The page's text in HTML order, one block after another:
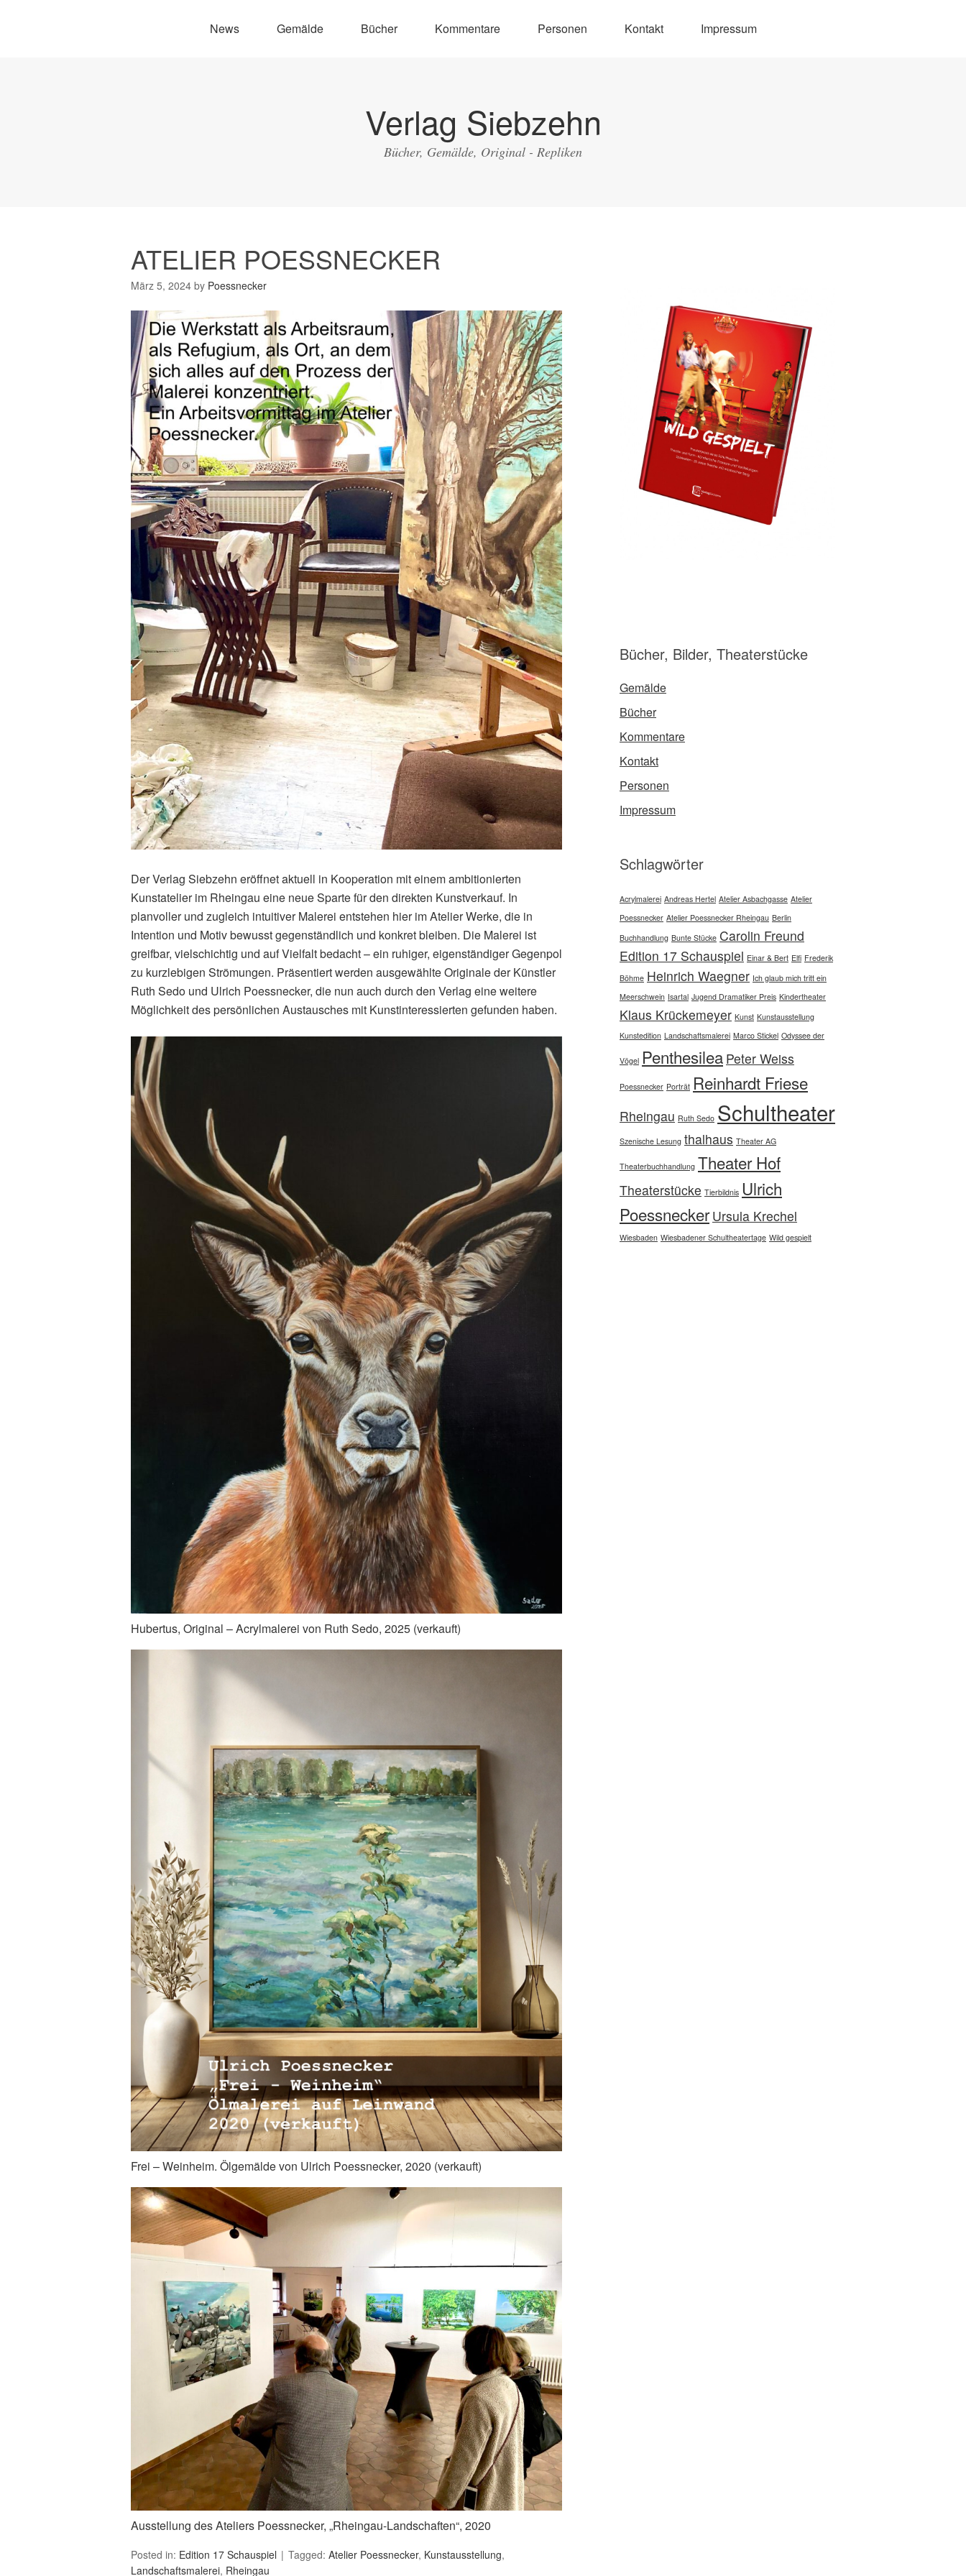
News Gemälde Bücher Kommentare Personen Kontakt Impressum
Verlag Siebzehn
Bücher, Gemälde, Original - Repliken
ATELIER POESSNECKER
März 5, 2024 by Poessnecker
Der Verlag Siebzehn eröffnet aktuell in Kooperation mit einem ambitionierten
Kunstatelier im Rheingau eine neue Sparte für den direkten Kunstverkauf. In
planvoller und zugleich intuitiver Malerei entstehen hier im Atelier Werke, die in
Intention und Motiv bewusst gegenständlich und konkret bleiben. Die Malerei ist
greifbar, vielschichtig und auf Vielfalt bedacht – ein ruhiger, eigenständiger Gegenpol
zu kurzlebigen Strömungen. Präsentiert werden ausgewählte Originale der Künstler
Ruth Sedo und Ulrich Poessnecker, die nun auch durch den Verlag eine weitere
Möglichkeit des persönlichen Austausches mit Kunstinteressierten gefunden haben.
Hubertus, Original – Acrylmalerei von Ruth Sedo, 2025 (verkauft)
Frei – Weinheim. Ölgemälde von Ulrich Poessnecker, 2020 (verkauft)
Ausstellung des Ateliers Poessnecker, „Rheingau-Landschaften“, 2020
Posted in: Edition 17 Schauspiel Tagged: Atelier Poessnecker, Kunstausstellung,
Landschaftsmalerei, Rheingau
Bücher, Bilder, Theaterstücke
Gemälde
Bücher
Kommentare
Kontakt
Personen
Impressum
Schlagwörter
Acrylmalerei Andreas Hertel Atelier Asbachgasse Atelier
Poessnecker Atelier Poessnecker Rheingau Berlin
Buchhandlung Bunte Stücke Carolin Freund
Edition 17 Schauspiel Einar & Bert Elfi Frederik
Böhme Heinrich Waegner Ich glaub mich tritt ein
Meerschwein Isartal Jugend Dramatiker Preis Kindertheater
Klaus Krückemeyer Kunst Kunstausstellung
Kunstedition Landschaftsmalerei Marco Stickel Odyssee der
Vögel Penthesilea Peter Weiss
Poessnecker Porträt Reinhardt Friese
Rheingau Ruth Sedo Schultheater
Szenische Lesung thalhaus Theater AG
Theaterbuchhandlung Theater Hof
Theaterstücke Tierbildnis Ulrich
Poessnecker Ursula Krechel
Wiesbaden Wiesbadener Schultheatertage Wild gespielt